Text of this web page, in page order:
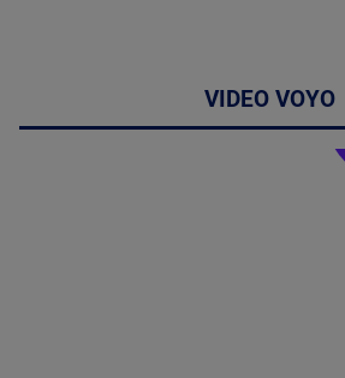
VIDEO VOYO